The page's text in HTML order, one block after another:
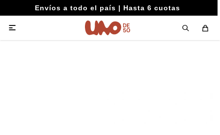
Envíos a todo el país | Hasta 6 cuotas
